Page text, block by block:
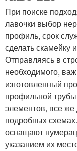
При поиске
лавочки выбор
профиль, срок
сделать скамейку
Отправляясь в
необходимого,
изготовленный
профильной
элементов, все же
подробных
оснащают
указанием их